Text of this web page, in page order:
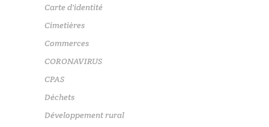
Carte d'identité
Cimetières
Commerces
CORONAVIRUS
CPAS
Déchets
Développement rural